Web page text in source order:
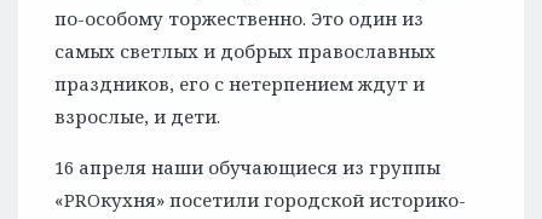
по-особому торжественно. Это один из
самых светлых и добрых православных
праздников, его с нетерпением ждут и
взрослые, и дети.
16 апреля наши обучающиеся из группы
«PROкухня» посетили городской историко-